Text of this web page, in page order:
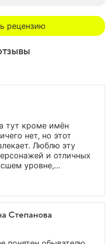
рецензию
тут кроме имён
нет, но этот
Люблю эту
и отличных
уровне,
продукт. И Холмс
свои эмоции,
от его оппонента
Джонни Ли
из любимейших
что сказать,
Степанова